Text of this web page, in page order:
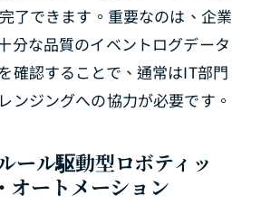
了できます。重要なのは、企業
分な品質のイベントログデータ
確認することで、通常はIT部門
ンジングへの協力が必要です。
ール駆動型ロボティッ
オートメーション